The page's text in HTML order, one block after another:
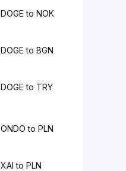
DOGE to NOK
DOGE to BGN
DOGE to TRY
ONDO to PLN
XAI to PLN